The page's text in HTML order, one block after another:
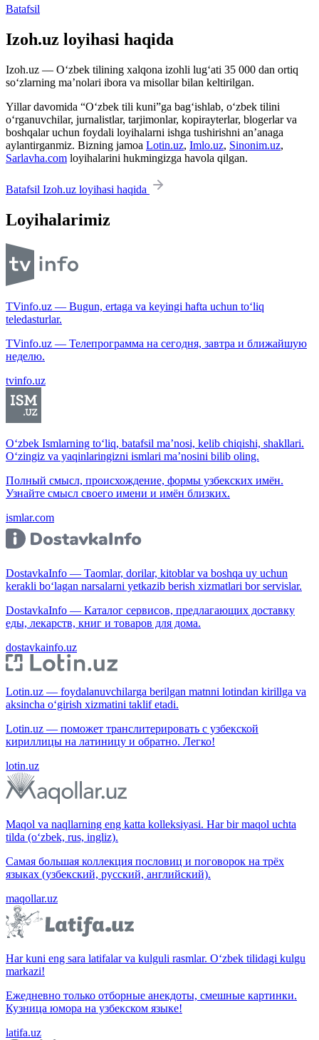
Batafsil
Izoh.uz loyihasi haqida
Izoh.uz — O‘zbek tilining xalqona izohli lug‘ati 35 000 dan ortiq
so‘zlarning ma’nolari ibora va misollar bilan keltirilgan.
Yillar davomida “O‘zbek tili kuni”ga bag‘ishlab, o‘zbek tilini
o‘rganuvchilar, jurnalistlar, tarjimonlar, kopirayterlar, blogerlar va
boshqalar uchun foydali loyihalarni ishga tushirishni an’anaga
aylantirganmiz. Bizning jamoa Lotin.uz, Imlo.uz, Sinonim.uz,
Sarlavha.com loyihalarini hukmingizga havola qilgan.
Batafsil Izoh.uz loyihasi haqida
Loyihalarimiz
TVinfo.uz — Bugun, ertaga va keyingi hafta uchun to‘liq
teledasturlar.
TVinfo.uz — Телепрограмма на сегодня, завтра и ближайшую
неделю.
tvinfo.uz
O‘zbek Ismlarning to‘liq, batafsil ma’nosi, kelib chiqishi, shakllari.
O‘zingiz va yaqinlaringizni ismlari ma’nosini bilib oling.
Полный смысл, происхождение, формы узбекских имён.
Узнайте смысл своего имени и имён близких.
ismlar.com
DostavkaInfo — Taomlar, dorilar, kitoblar va boshqa uy uchun
kerakli bo‘lagan narsalarni yetkazib berish xizmatlari bor servislar.
DostavkaInfo — Каталог сервисов, предлагающих доставку
еды, лекарств, книг и товаров для дома.
dostavkainfo.uz
Lotin.uz — foydalanuvchilarga berilgan matnni lotindan kirillga va
aksincha o‘girish xizmatini taklif etadi.
Lotin.uz — поможет транслитерировать с узбекской
кириллицы на латиницу и обратно. Легко!
lotin.uz
Maqol va naqllarning eng katta kolleksiyasi. Har bir maqol uchta
tilda (o‘zbek, rus, ingliz).
Самая большая коллекция пословиц и поговорок на трёх
языках (узбекский, русский, английский).
maqollar.uz
Har kuni eng sara latifalar va kulguli rasmlar. O‘zbek tilidagi kulgu
markazi!
Ежедневно только отборные анекдоты, смешные картинки.
Кузница юмора на узбекском языке!
latifa.uz